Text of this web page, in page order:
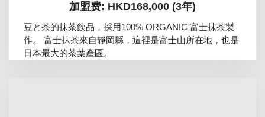
加盟费: HKD168,000 (3年)
豆と茶的抹茶飲品，採用100% ORGANIC 富士抹茶製
作。 富士抹茶來自靜岡縣，這裡是富士山所在地，也是
日本最大的茶葉產區。